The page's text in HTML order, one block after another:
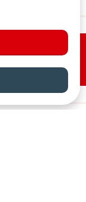
Hurtigkjøp